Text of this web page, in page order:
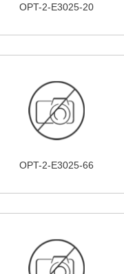
OPT-2-E3025-20
OPT-2-E3025-66